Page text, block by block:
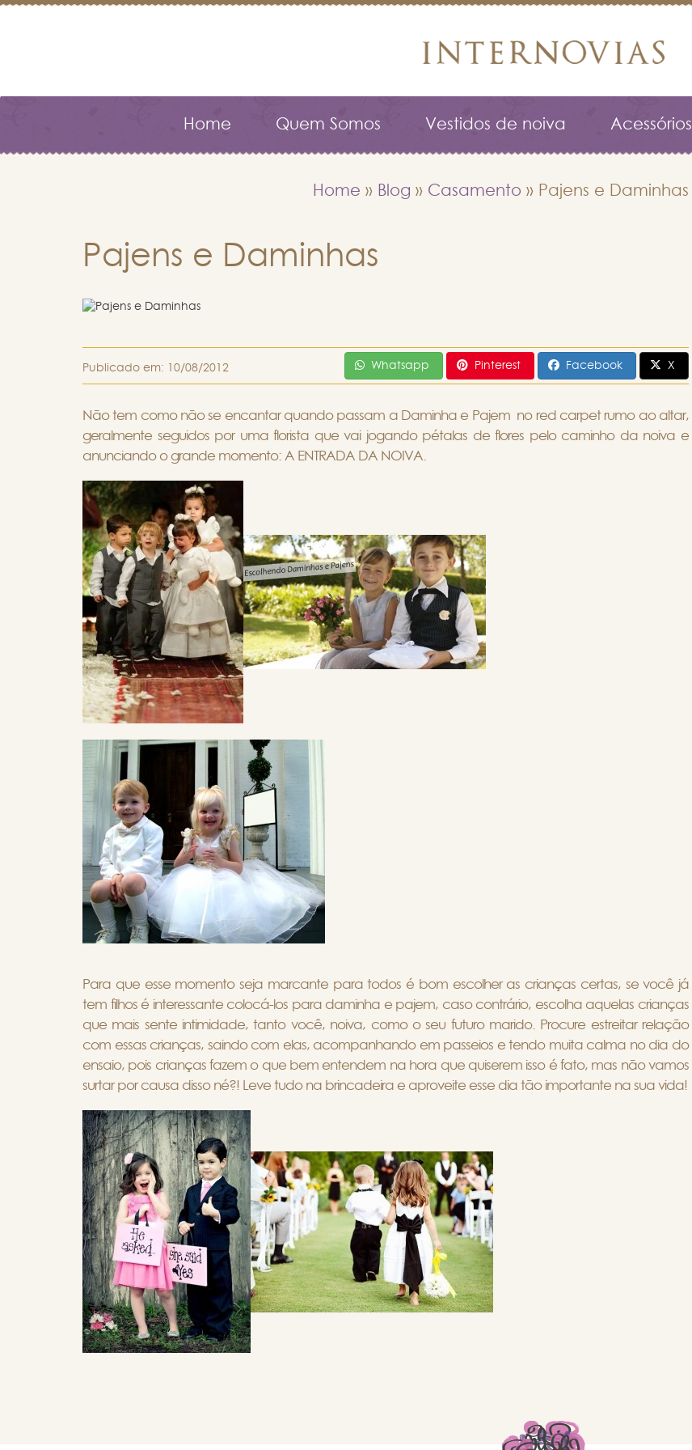
Home Quem Somos Vestidos de noiva Acessórios
Home » Blog » Casamento » Pajens e Daminhas
Pajens e Daminhas
Publicado em: 10/08/2012 Whatsapp Pinterest Facebook X
Não tem como não se encantar quando passam a Daminha e Pajem no red carpet rumo ao altar,
geralmente seguidos por uma florista que vai jogando pétalas de flores pelo caminho da noiva e
anunciando o grande momento: A ENTRADA DA NOIVA.
Para que esse momento seja marcante para todos é bom escolher as crianças certas, se você já
tem filhos é interessante colocá-los para daminha e pajem, caso contrário, escolha aquelas crianças
que mais sente intimidade, tanto você, noiva, como o seu futuro marido. Procure estreitar relação
com essas crianças, saindo com elas, acompanhando em passeios e tendo muita calma no dia do
ensaio, pois crianças fazem o que bem entendem na hora que quiserem isso é fato, mas não vamos
surtar por causa disso né?! Leve tudo na brincadeira e aproveite esse dia tão importante na sua vida!